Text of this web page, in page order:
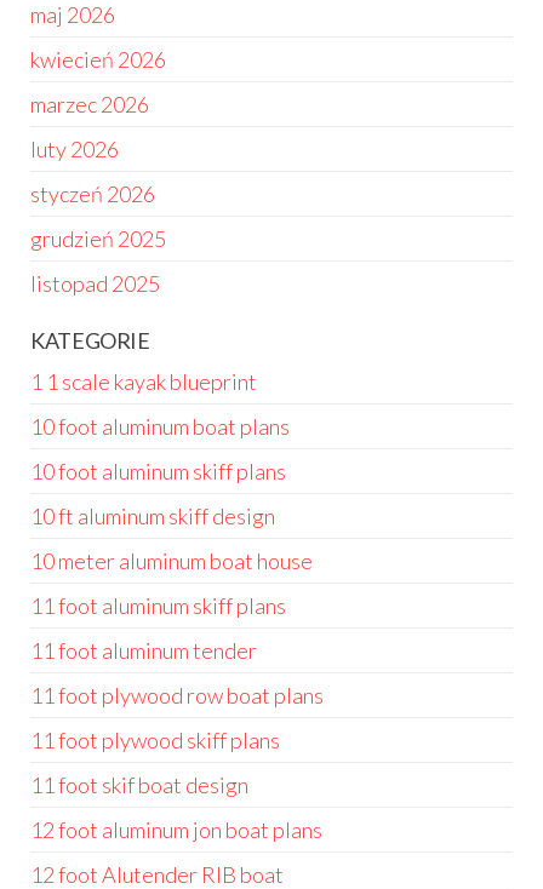
maj 2026
kwiecień 2026
marzec 2026
luty 2026
styczeń 2026
grudzień 2025
listopad 2025
KATEGORIE
1 1 scale kayak blueprint
10 foot aluminum boat plans
10 foot aluminum skiff plans
10 ft aluminum skiff design
10 meter aluminum boat house
11 foot aluminum skiff plans
11 foot aluminum tender
11 foot plywood row boat plans
11 foot plywood skiff plans
11 foot skif boat design
12 foot aluminum jon boat plans
12 foot Alutender RIB boat